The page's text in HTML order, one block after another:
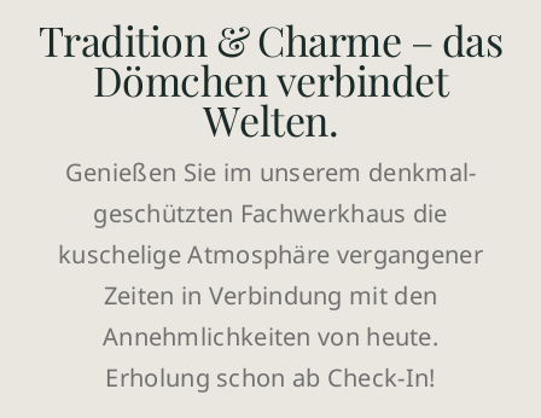
Tradition & Charme – das
Dömchen verbindet
Welten.
Genießen Sie im unserem denkmal­
geschützten Fachwerk­­haus die
kuschelige Atmosphäre vergangener
Zeiten in Verbindung mit den
Annehmlichkeiten von heute.
Erholung schon ab Check-In!